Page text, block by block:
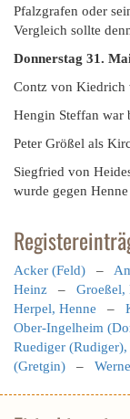
Pfalzgrafen oder
Vergleich sollte
Donnerstag 31.
Contz von Kiedrich
Hengin Steffan war
Peter Größel als
Siegfried von
wurde gegen
Acker (Feld) –
Heinz – Groeßel,
Herpel, Henne –
Ober-Ingelheim
Ruediger (Rudiger),
(Gretgin) –